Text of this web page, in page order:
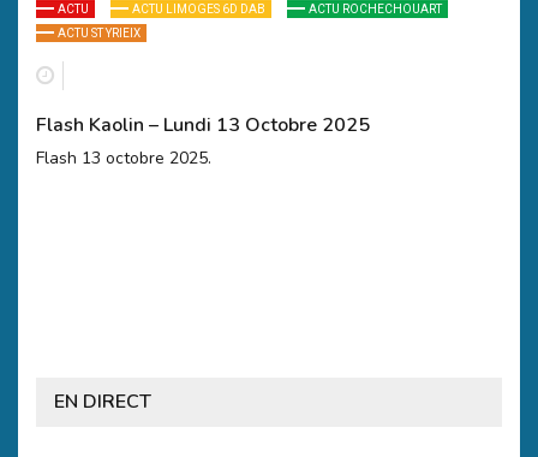
ACTU ACTU LIMOGES 6D DAB
ACTU ROCHECHOUART
ACTU ST YRIEIX
Flash Kaolin – Lundi 13 Octobre 2025
Flash 13 octobre 2025.
EN DIRECT